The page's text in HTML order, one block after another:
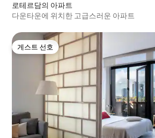
로테르담의 아파트
다운타운에 위치한 고급스러운 아파트
게스트 선호
게스트 선호